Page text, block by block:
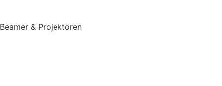
Beamer & Projektoren